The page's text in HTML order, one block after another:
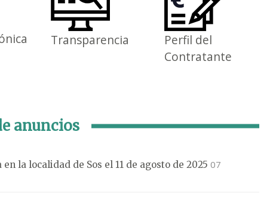
Transparencia
Perfil del
Contratante
anuncios
en la localidad de Sos el 11 de agosto de 2025 07